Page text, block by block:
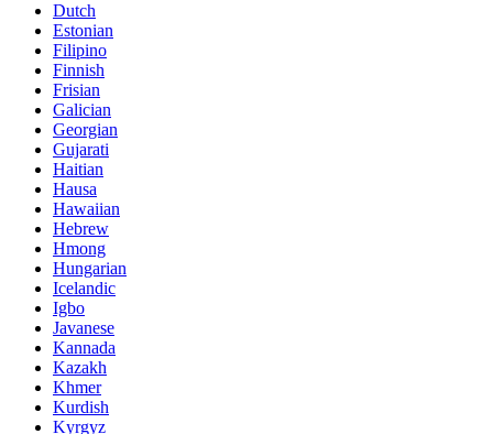
Dutch
Estonian
Filipino
Finnish
Frisian
Galician
Georgian
Gujarati
Haitian
Hausa
Hawaiian
Hebrew
Hmong
Hungarian
Icelandic
Igbo
Javanese
Kannada
Kazakh
Khmer
Kurdish
Kyrgyz